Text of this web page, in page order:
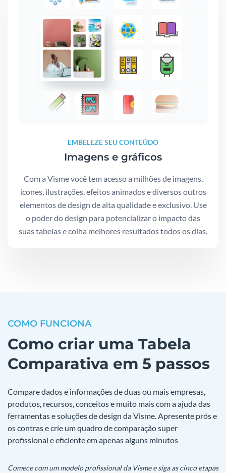
EMBELEZE SEU CONTEÚDO
Imagens e gráficos
Com a Visme você tem acesso a milhões de imagens,
ícones, ilustrações, efeitos animados e diversos outros
elementos de design de alta qualidade e exclusivo. Use
o poder do design para potencializar o impacto das
suas tabelas e colha melhores resultados todos os dias.
COMO FUNCIONA
Como criar uma Tabela
Comparativa em 5 passos
Compare dados e informações de duas ou mais empresas,
produtos, recursos, conceitos e muito mais com a ajuda das
ferramentas e soluções de design da Visme. Apresente prós e
os contras e crie um quadro de comparação super
profissional e eficiente em apenas alguns minutos
Comece com um modelo profissional da Visme e siga as cinco etapas